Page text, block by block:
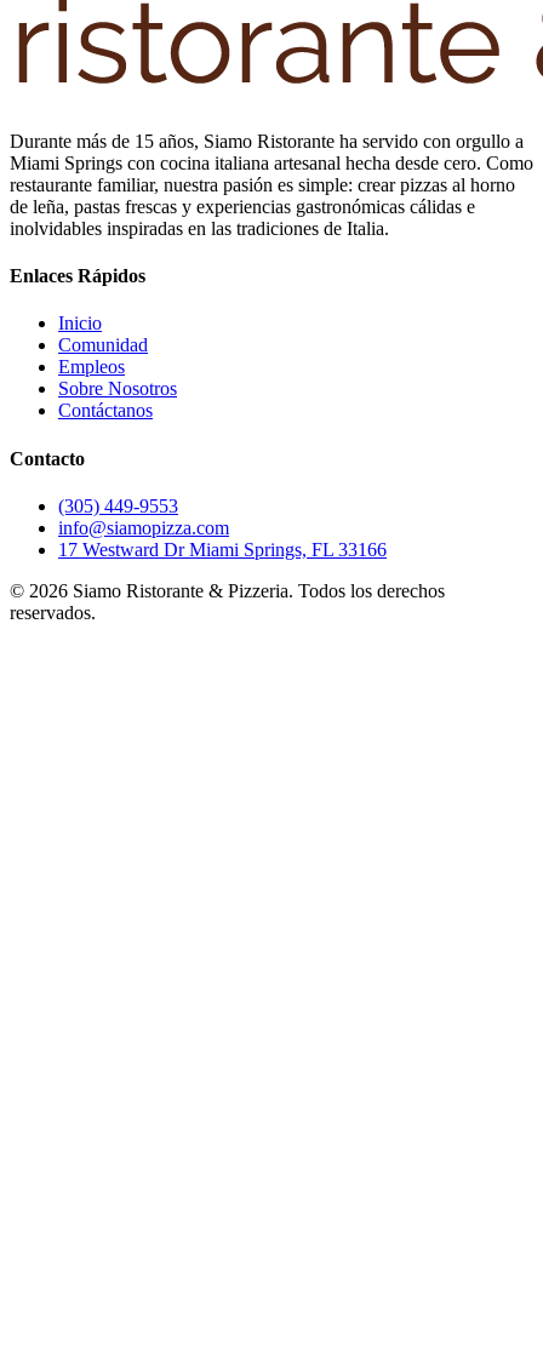
Durante más de 15 años, Siamo Ristorante ha servido con orgullo a
Miami Springs con cocina italiana artesanal hecha desde cero. Como
restaurante familiar, nuestra pasión es simple: crear pizzas al horno
de leña, pastas frescas y experiencias gastronómicas cálidas e
inolvidables inspiradas en las tradiciones de Italia.
Enlaces Rápidos
Inicio
Comunidad
Empleos
Sobre Nosotros
Contáctanos
Contacto
(305) 449-9553
info@siamopizza.com
17 Westward Dr Miami Springs, FL 33166
© 2026 Siamo Ristorante & Pizzeria. Todos los derechos
reservados.